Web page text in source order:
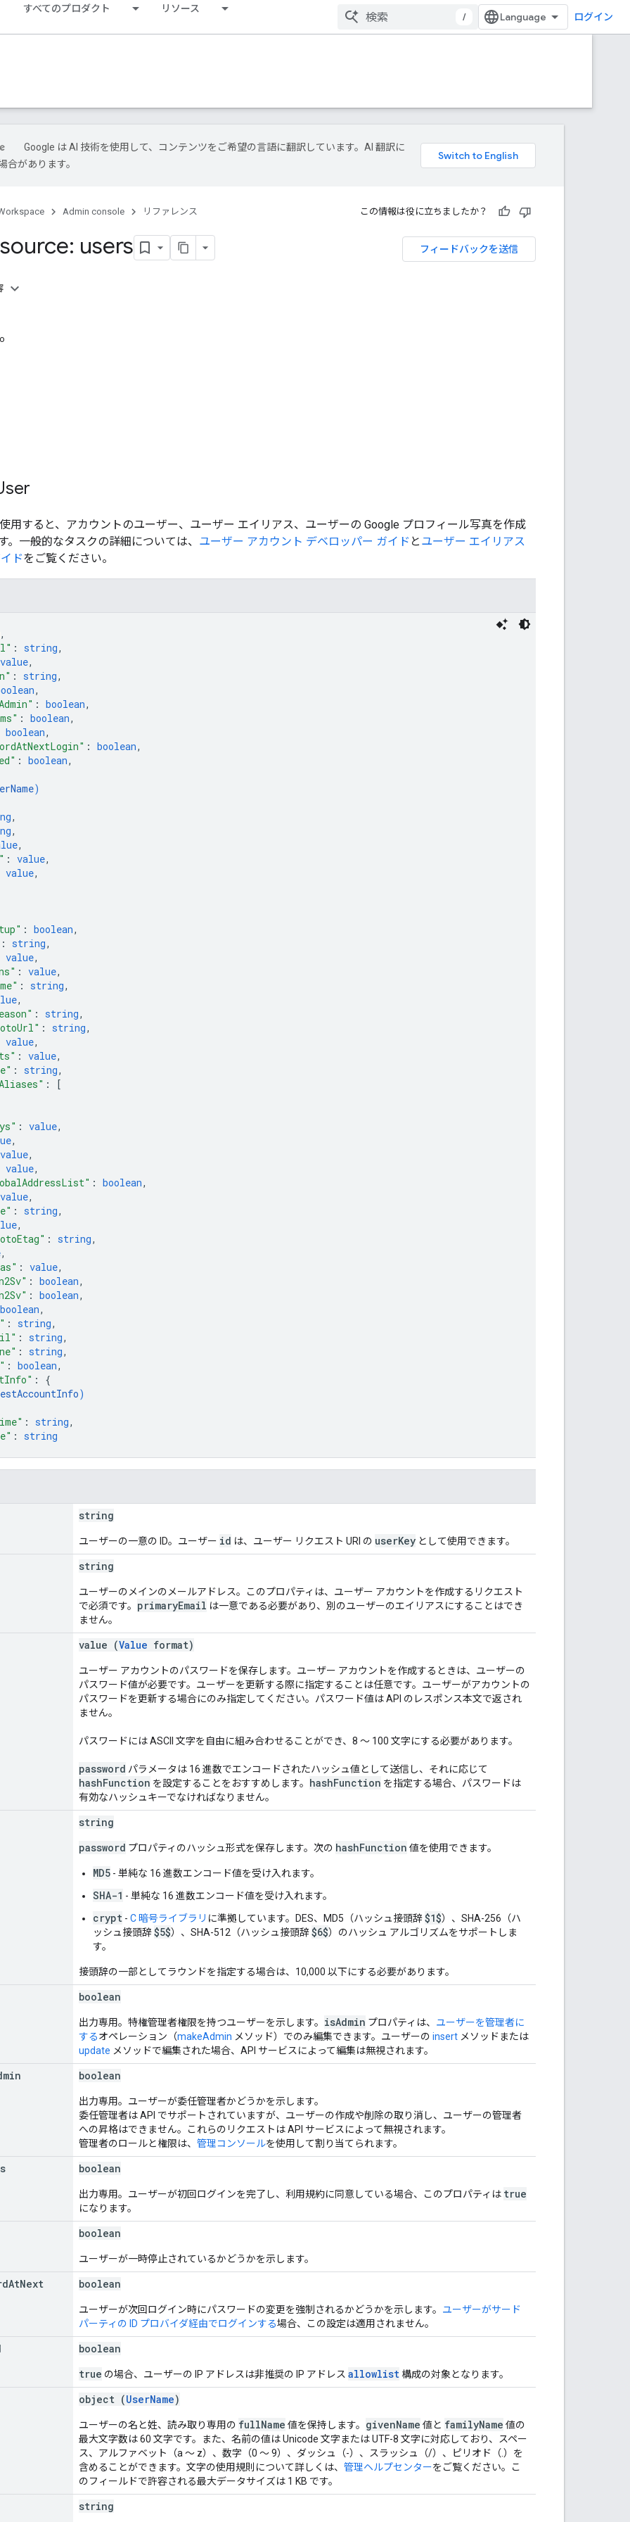
すべてのプロダクト リソース
/ ログイン
Google は AI 技術を使用して、コンテンツをご希望の言語に翻訳しています。AI 翻訳に
合があります。
Admin console リファレンス この情報は役に立ちましたか？
フィードバックを送信
users
使用すると、アカウントのユーザー、ユーザー エイリアス、ユーザーの Google プロフィール写真を作成
。一般的なタスクの詳細については、 ユーザー アカウント デベロッパー ガイド と ユーザー エイリアス
ドをご覧ください。
,
: string,
value,
: string,
,
: boolean,
: boolean,
boolean,
: boolean,
: boolean,
)
,
,
,
: value,
value,
: boolean,
: string,
value,
: value,
: string,
,
: string,
: string,
value,
: value,
: string,
:
[
: value,
,
value,
value,
: boolean,
value,
: string,
,
: string,
,
: value,
: boolean,
: boolean,
boolean,
: string,
: string,
: string,
: boolean,
: {
)
: string,
: string
string
ユーザーの一意の ID。ユーザー id は、ユーザー リクエスト URI の userKey として使用できます。
string
ユーザーのメインのメールアドレス。このプロパティは、ユーザー アカウントを作成するリクエスト
で必須です。 primaryEmail は一意である必要があり、別のユーザーのエイリアスにすることはでき
ません。
value (Value format)
ユーザー アカウントのパスワードを保存します。ユーザー アカウントを作成するときは、ユーザーの
パスワード値が必要です。ユーザーを更新する際に指定することは任意です。ユーザーがアカウントの
パスワードを更新する場合にのみ指定してください。パスワード値は API のレスポンス本文で返され
ません。
パスワードには ASCII 文字を自由に組み合わせることができ、8 ～ 100 文字にする必要があります。
password パラメータは 16 進数でエンコードされたハッシュ値として送信し、それに応じて
hashFunction を設定することをおすすめします。 hashFunction を指定する場合、パスワードは
有効なハッシュキーでなければなりません。
string
password プロパティのハッシュ形式を保存します。次の hashFunction 値を使用できます。
MD5 - 単純な 16 進数エンコード値を受け入れます。
SHA-1 - 単純な 16 進数エンコード値を受け入れます。
crypt - C 暗号ライブラリ に準拠しています。DES、MD5（ハッシュ接頭辞$1$）、SHA-256（ハ
ッシュ接頭辞$5$）、SHA-512（ハッシュ接頭辞$6$）のハッシュ アルゴリズムをサポートしま
す。
接頭辞の一部としてラウンドを指定する場合は、10,000 以下にする必要があります。
boolean
出力専用。特権管理者権限を持つユーザーを示します。 isAdmin プロパティは、 ユーザーを管理者に
するオペレーション（makeAdmin メソッド）でのみ編集できます。ユーザーの insert メソッドまたは
update メソッドで編集された場合、API サービスによって編集は無視されます。
boolean
出力専用。ユーザーが委任管理者かどうかを示します。
委任管理者は API でサポートされていますが、ユーザーの作成や削除の取り消し、ユーザーの管理者
への昇格はできません。これらのリクエストは API サービスによって無視されます。
管理者のロールと権限は、 管理コンソールを使用して割り当てられます。
boolean
出力専用。ユーザーが初回ログインを完了し、利用規約に同意している場合、このプロパティは true
になります。
boolean
ユーザーが一時停止されているかどうかを示します。
AtNext
boolean
ユーザーが次回ログイン時にパスワードの変更を強制されるかどうかを示します。 ユーザーがサード
パーティの ID プロバイダ経由でログインする場合、この設定は適用されません。
boolean
true の場合、ユーザーの IP アドレスは非推奨の IP アドレス allowlist 構成の対象となります。
object (UserName)
ユーザーの名と姓、読み取り専用の fullName 値を保持します。 givenName 値と familyName 値の
最大文字数は 60 文字です。また、名前の値は Unicode 文字または UTF-8 文字に対応しており、スペー
ス、アルファベット（a ～ z）、数字（0 ～ 9）、ダッシュ（-）、スラッシュ（/）、ピリオド（.）を
含めることができます。文字の使用規則について詳しくは、 管理ヘルプセンターをご覧ください。こ
のフィールドで許容される最大データサイズは 1 KB です。
string